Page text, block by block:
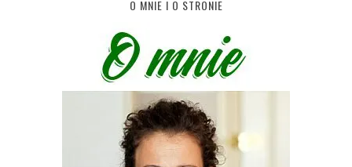
O MNIE I O STRONIE